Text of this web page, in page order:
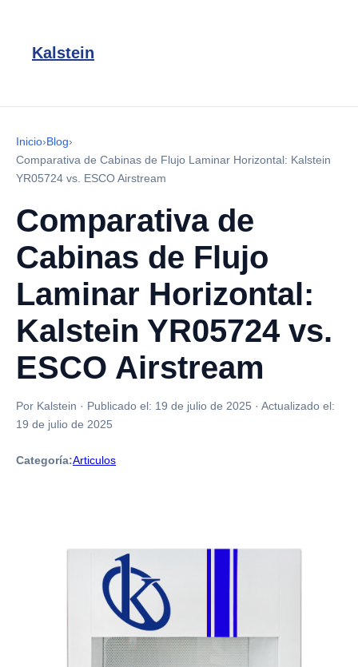
Kalstein
Inicio›Blog›
Comparativa de Cabinas de Flujo Laminar Horizontal: Kalstein
YR05724 vs. ESCO Airstream
Comparativa de
Cabinas de Flujo
Laminar Horizontal:
Kalstein YR05724 vs.
ESCO Airstream
Por Kalstein · Publicado el: 19 de julio de 2025 · Actualizado el:
19 de julio de 2025
Categoría:Articulos